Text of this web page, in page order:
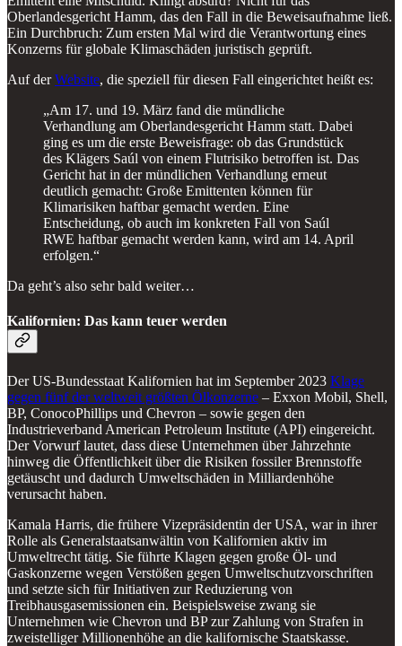
Oberlandesgericht Hamm, das den Fall in die Beweisaufnahme ließ.
Ein Durchbruch: Zum ersten Mal wird die Verantwortung eines
Konzerns für globale Klimaschäden juristisch geprüft.
Auf derWebsite, die speziell für diesen Fall eingerichtet heißt es:
„Am 17. und 19. März fand die mündliche
Verhandlung am Oberlandesgericht Hamm statt. Dabei
ging es um die erste Beweisfrage: ob das Grundstück
des Klägers Saúl von einem Flutrisiko betroffen ist. Das
Gericht hat in der mündlichen Verhandlung erneut
deutlich gemacht: Große Emittenten können für
Klimarisiken haftbar gemacht werden. Eine
Entscheidung, ob auch im konkreten Fall von Saúl
RWE haftbar gemacht werden kann, wird am 14. April
erfolgen.“
Da geht’s also sehr bald weiter…
Kalifornien: Das kann teuer werden
Der US-Bundesstaat Kalifornien hat im September 2023 Klage
gegen fünf der weltweit größten Ölkonzerne – Exxon Mobil, Shell,
BP, ConocoPhillips und Chevron – sowie gegen den
Industrieverband American Petroleum Institute (API) eingereicht.
Der Vorwurf lautet, dass diese Unternehmen über Jahrzehnte
hinweg die Öffentlichkeit über die Risiken fossiler Brennstoffe
getäuscht und dadurch Umweltschäden in Milliardenhöhe
verursacht haben.
Kamala Harris, die frühere Vizepräsidentin der USA, war in ihrer
Rolle als Generalstaatsanwältin von Kalifornien aktiv im
Umweltrecht tätig. Sie führte Klagen gegen große Öl- und
Gaskonzerne wegen Verstößen gegen Umweltschutzvorschriften
und setzte sich für Initiativen zur Reduzierung von
Treibhausgasemissionen ein. Beispielsweise zwang sie
Unternehmen wie Chevron und BP zur Zahlung von Strafen in
zweistelliger Millionenhöhe an die kalifornische Staatskasse.